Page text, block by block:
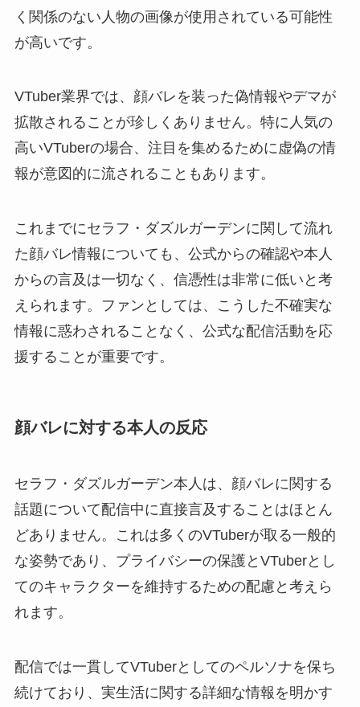
く関係のない人物の画像が使用されている可能性
が高いです。
VTuber業界では、顔バレを装った偽情報やデマが
拡散されることが珍しくありません。特に人気の
高いVTuberの場合、注目を集めるために虚偽の情
報が意図的に流されることもあります。
これまでにセラフ・ダズルガーデンに関して流れ
た顔バレ情報についても、公式からの確認や本人
からの言及は一切なく、信憑性は非常に低いと考
えられます。ファンとしては、こうした不確実な
情報に惑わされることなく、公式な配信活動を応
援することが重要です。
顔バレに対する本人の反応
セラフ・ダズルガーデン本人は、顔バレに関する
話題について配信中に直接言及することはほとん
どありません。これは多くのVTuberが取る一般的
な姿勢であり、プライバシーの保護とVTuberとし
てのキャラクターを維持するための配慮と考えら
れます。
配信では一貫してVTuberとしてのペルソナを保ち
続けており、実生活に関する詳細な情報を明かす